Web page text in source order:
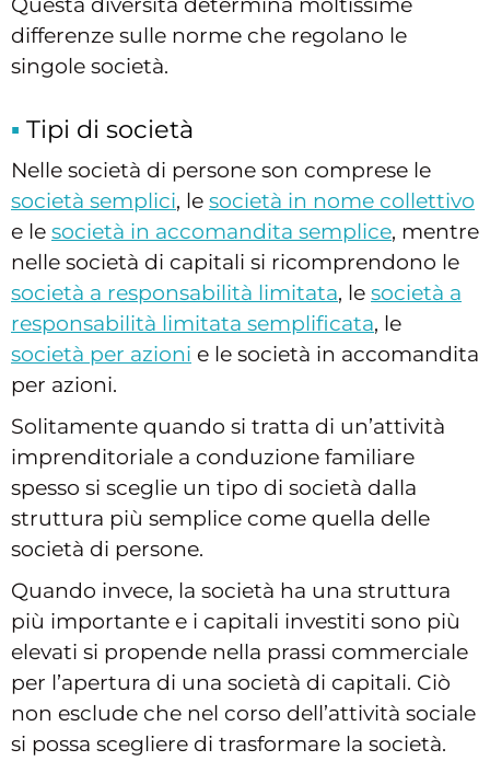
Questa diversità determina moltissime
differenze sulle norme che regolano le
singole società.
Tipi di società
Nelle società di persone son comprese le
società semplici, le società in nome collettivo
e le società in accomandita semplice, mentre
nelle società di capitali si ricomprendono le
società a responsabilità limitata, le società a
responsabilità limitata semplificata, le
società per azioni e le società in accomandita
per azioni.
Solitamente quando si tratta di un’attività
imprenditoriale a conduzione familiare
spesso si sceglie un tipo di società dalla
struttura più semplice come quella delle
società di persone.
Quando invece, la società ha una struttura
più importante e i capitali investiti sono più
elevati si propende nella prassi commerciale
per l’apertura di una società di capitali. Ciò
non esclude che nel corso dell’attività sociale
si possa scegliere di trasformare la società.